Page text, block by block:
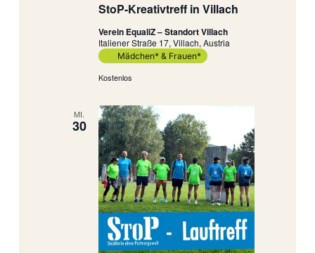
StoP-Kreativtreff in Villach
Verein EqualiZ – Standort Villach
Italiener Straße 17, Villach, Austria
Mädchen* & Frauen*
Kostenlos
MI.
30